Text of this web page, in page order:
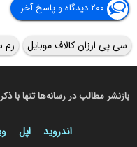
۲۰۰ دیدگاه و پاسخ آخر
سی پی ارزان کالاف موبایل رم
بازنشر مطالب در رسانه‌ها تنها با
اندروید اپل